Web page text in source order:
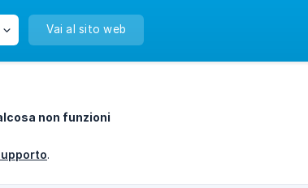
Vai al sito web
non funzioni
.